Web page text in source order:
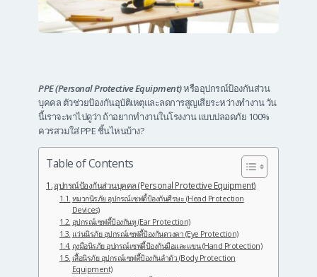
PPE (Personal Protective Equipment)หรืออุปกรณ์ป้องกันส่วน
บุคคล ตัวช่วยป้องกันอุบัติเหตุและลดการสูญเสียระหว่างทำงาน วัน
นี้เราจะพาไปดูว่า ถ้าอยากทำงานในโรงงาน แบบปลอดภัย 100%
ควรสวมใส่ PPE ชิ้นไหนบ้าง?
Table of Contents
อุปกรณ์ป้องกันส่วนบุคคล (Personal Protective Equipment)
หมวกนิรภัย อุปกรณ์เซฟตี้ป้องกันศีรษะ (Head Protection
Devices)
อุปกรณ์เซฟตี้ป้องกันหู (Ear Protection)
แว่นนิรภัย อุปกรณ์เซฟตี้ป้องกันดวงตา (Eye Protection)
ถุงมือนิรภัย อุปกรณ์เซฟตี้ป้องกันมือและแขน (Hand Protection)
เสื้อนิรภัย อุปกรณ์เซฟตี้ป้องกันลำตัว (Body Protection
Equipment)